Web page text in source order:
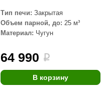
Тип печи: Закрытая
Объем парной, до: 25 м³
Материал: Чугун
64 990 i
В корзину